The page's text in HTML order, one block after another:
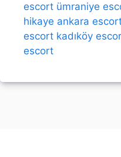
escort ümraniye
hikaye ankara
escort kadıköy
escort